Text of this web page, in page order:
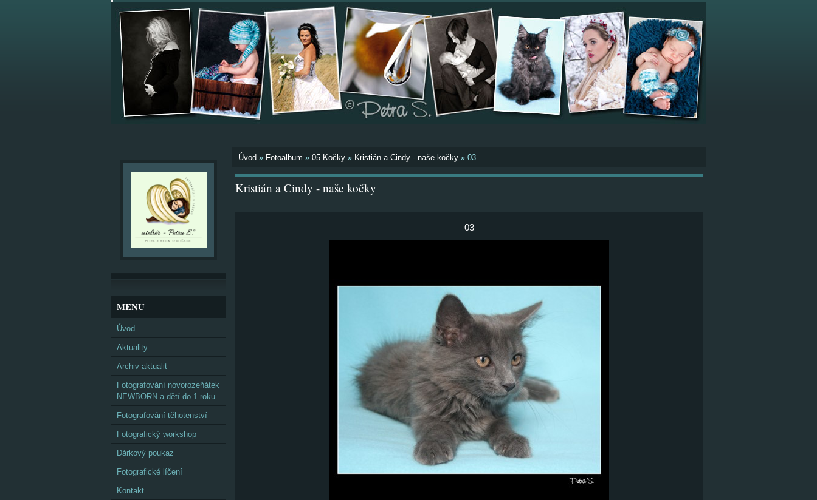
Úvod » Fotoalbum » 05 Kočky » Kristián a Cindy - naše kočky » 03
Kristián a Cindy - naše kočky
03
MENU
Úvod
Aktuality
Archiv aktualit
Fotografování novorozeňátek
NEWBORN a dětí do 1 roku
Fotografování těhotenství
Fotografický workshop
Dárkový poukaz
Fotografické líčení
Kontakt